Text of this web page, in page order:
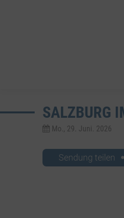
SALZBURG
Mo., 29. Juni. 2026
Sendung teilen